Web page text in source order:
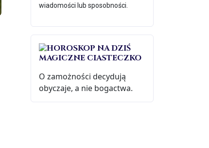
wiadomości lub sposobności.
MAGICZNE CIASTECZKO
O zamożności decydują
obyczaje, a nie bogactwa.